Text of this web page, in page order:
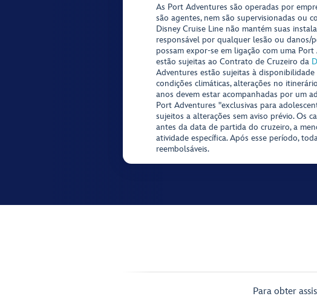
As Port Adventures são operadas por
são agentes, nem são supervisionadas ou
Disney Cruise Line não mantém suas
responsável por qualquer lesão ou danos/
possam expor-se em ligação com uma
estão sujeitas ao Contrato de Cruzeiro da
Adventures estão sujeitas à
condições climáticas, alterações no
anos devem estar acompanhadas por um
Port Adventures "exclusivas para
sujeitos a alterações sem aviso prévio. Os
antes da data de partida do cruzeiro, a
atividade específica. Após esse período,
reembolsáveis.
Para obter